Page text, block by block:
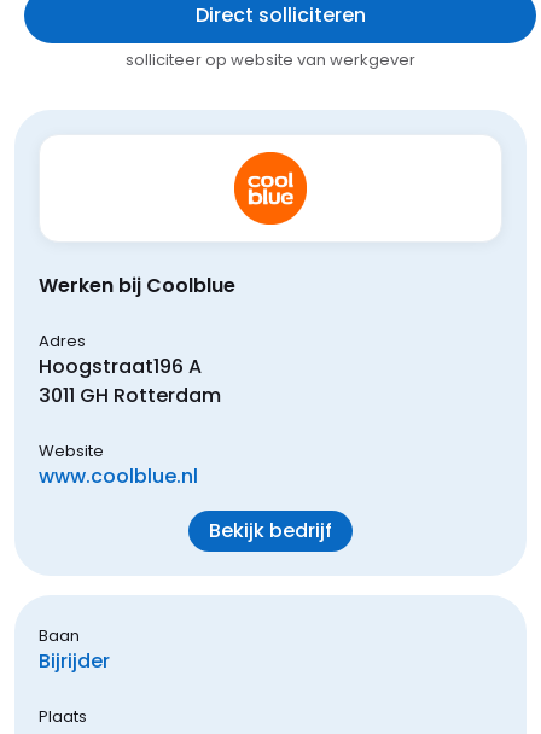
Direct solliciteren
solliciteer op website van werkgever
Werken bij Coolblue
Adres
Hoogstraat196 A
3011 GH Rotterdam
Website
www.coolblue.nl
Bekijk bedrijf
Baan
Bijrijder
Plaats